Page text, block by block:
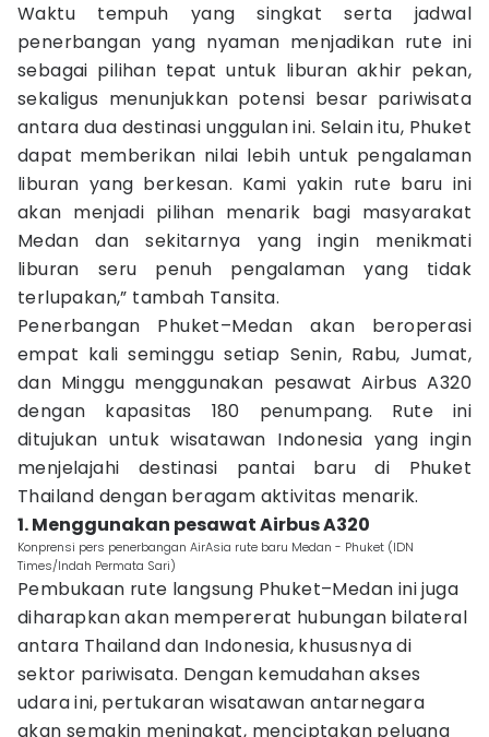
Waktu tempuh yang singkat serta jadwal
penerbangan yang nyaman menjadikan rute ini
sebagai pilihan tepat untuk liburan akhir pekan,
sekaligus menunjukkan potensi besar pariwisata
antara dua destinasi unggulan ini. Selain itu, Phuket
dapat memberikan nilai lebih untuk pengalaman
liburan yang berkesan. Kami yakin rute baru ini
akan menjadi pilihan menarik bagi masyarakat
Medan dan sekitarnya yang ingin menikmati
liburan seru penuh pengalaman yang tidak
terlupakan,” tambah Tansita.
Penerbangan Phuket–Medan akan beroperasi
empat kali seminggu setiap Senin, Rabu, Jumat,
dan Minggu menggunakan pesawat Airbus A320
dengan kapasitas 180 penumpang. Rute ini
ditujukan untuk wisatawan Indonesia yang ingin
menjelajahi destinasi pantai baru di Phuket
Thailand dengan beragam aktivitas menarik.
1. Menggunakan pesawat Airbus A320
Konprensi pers penerbangan AirAsia rute baru Medan - Phuket (IDN
Times/Indah Permata Sari)
Pembukaan rute langsung Phuket–Medan ini juga
diharapkan akan mempererat hubungan bilateral
antara Thailand dan Indonesia, khususnya di
sektor pariwisata. Dengan kemudahan akses
udara ini, pertukaran wisatawan antarnegara
akan semakin meningkat, menciptakan peluang